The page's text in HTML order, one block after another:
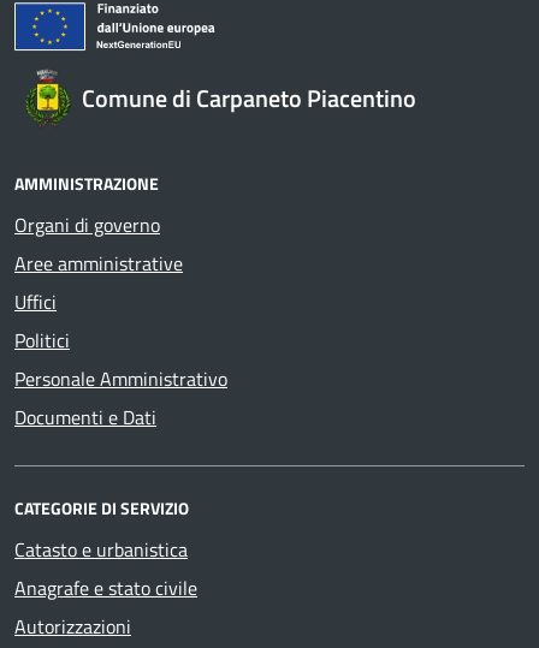
Comune di Carpaneto Piacentino
AMMINISTRAZIONE
Organi di governo
Aree amministrative
Uffici
Politici
Personale Amministrativo
Documenti e Dati
CATEGORIE DI SERVIZIO
Catasto e urbanistica
Anagrafe e stato civile
Autorizzazioni